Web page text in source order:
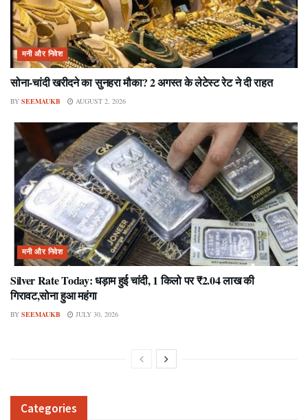
मनी और निवेश
सोना-चांदी खरीदने का सुनहरा मौका? 2 अगस्त के लेटेस्ट रेट ने दी राहत
BY SEEMAUKB AUGUST 2, 2026
मनी और निवेश
Silver Rate Today: धड़ाम हुई चांदी, 1 किलो पर ₹2.04 लाख की
गिरावट,सोना हुआ महंगा
BY SEEMAUKB JULY 30, 2026
Categories